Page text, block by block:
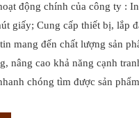
động chính của công ty :
giấy; Cung cấp thiết bị, lắp
mang đến chất lượng sản
nâng cao khả năng cạnh
chóng tìm được sản